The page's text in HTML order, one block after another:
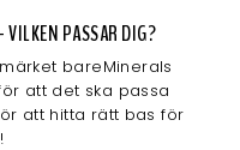
PASSAR DIG?
bareMinerals
att det ska passa
att hitta rätt bas för